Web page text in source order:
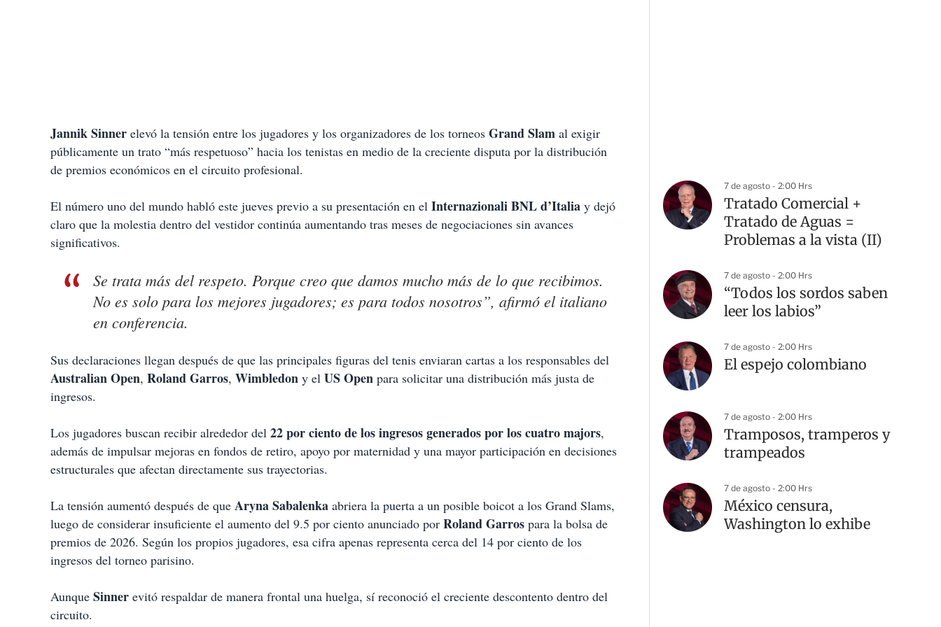
Jannik Sinner elevó la tensión entre los jugadores y los organizadores de los torneos Grand Slam al exigir
públicamente un trato “más respetuoso” hacia los tenistas en medio de la creciente disputa por la distribución
de premios económicos en el circuito profesional.
El número uno del mundo habló este jueves previo a su presentación en el Internazionali BNL d’Italia y dejó
claro que la molestia dentro del vestidor continúa aumentando tras meses de negociaciones sin avances
significativos.
Se trata más del respeto. Porque creo que damos mucho más de lo que recibimos.
No es solo para los mejores jugadores; es para todos nosotros”, afirmó el italiano
en conferencia.
Sus declaraciones llegan después de que las principales figuras del tenis enviaran cartas a los responsables del
Australian Open, Roland Garros, Wimbledon y el US Open para solicitar una distribución más justa de
ingresos.
Los jugadores buscan recibir alrededor del 22 por ciento de los ingresos generados por los cuatro majors,
además de impulsar mejoras en fondos de retiro, apoyo por maternidad y una mayor participación en decisiones
estructurales que afectan directamente sus trayectorias.
La tensión aumentó después de que Aryna Sabalenka abriera la puerta a un posible boicot a los Grand Slams,
luego de considerar insuficiente el aumento del 9.5 por ciento anunciado por Roland Garros para la bolsa de
premios de 2026. Según los propios jugadores, esa cifra apenas representa cerca del 14 por ciento de los
ingresos del torneo parisino.
Aunque Sinner evitó respaldar de manera frontal una huelga, sí reconoció el creciente descontento dentro del
circuito.
7 de agosto - 2:00 Hrs
Tratado Comercial +
Tratado de Aguas =
Problemas a la vista (II)
7 de agosto - 2:00 Hrs
“Todos los sordos saben
leer los labios”
7 de agosto - 2:00 Hrs
El espejo colombiano
7 de agosto - 2:00 Hrs
Tramposos, tramperos y
trampeados
7 de agosto - 2:00 Hrs
México censura,
Washington lo exhibe